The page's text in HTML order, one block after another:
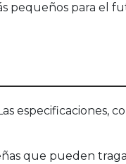
pequeños para el
especificaciones,
que pueden